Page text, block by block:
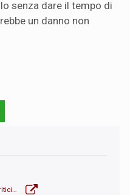
senza dare il tempo di
un danno non
www.reuters.com/world/china-criticises-trump-tariff-blackmail-market-turmoil-settles-2025-04-08/